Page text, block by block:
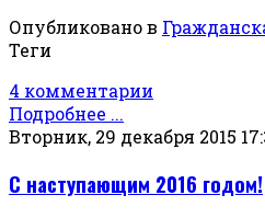
Опубликовано в
Теги
4 комментарии
Подробнее ...
Вторник, 29 декабря 2015
С наступающим 2016 годом!